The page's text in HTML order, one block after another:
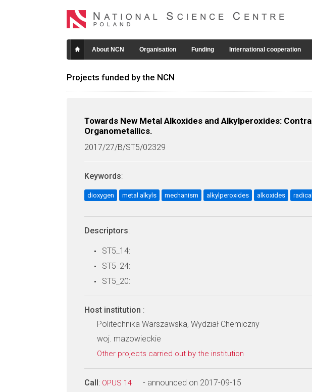
About NCN Organisation Funding International cooperation
Projects funded by the NCN
Towards New Metal Alkoxides and Alkylperoxides:
Organometallics.
2017/27/B/ST5/02329
Keywords:
dioxygen metal alkyls mechanism alkylperoxides alkoxides
Descriptors:
ST5_14:
ST5_24:
ST5_20:
Host institution :
Politechnika Warszawska, Wydział Chemiczny
woj. mazowieckie
Other projects carried out by the institution
Call: OPUS 14 - announced on 2017-09-15